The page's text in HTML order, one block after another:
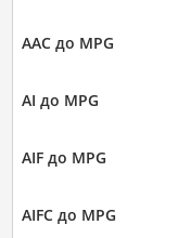
AAC до MPG
AI до MPG
AIF до MPG
AIFC до MPG